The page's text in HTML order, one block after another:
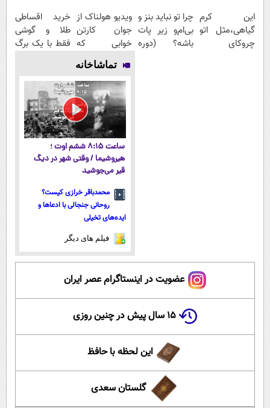
این کرم
گیاهی،مثل اتو
چروکای
چرا تو نباید بنز و
بی‌ام‌و زیر پات
باشه؟ (دوره
ویدیو هولناک از
جوان کارتن
خوابی که
میلیاردر شد.
آموزش رایگان
خرید اقساطی
طلا و گوشی
فقط با یک برگ
تماشاخانه
ساعت ۸:۱۵ ششم اوت ؛
هیروشیما / وقتی شهر در دیگ
قیر می‌جوشید
محمدباقر خرازی کیست؟
روحانی جنجالی با ادعاها و
ایده‌های تخیلی
فیلم های دیگر
عضویت در اینستاگرام عصر ایران
۱۵ سال پیش در چنین روزی
این لحظه با حافظ
گلستان سعدی